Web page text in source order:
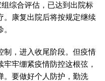
综合评估，已达到出院标
。康复出院后将按规定继续
，进入收尾阶段。但疫情
牢绷紧疫情防控这根弦，
。要做好个人防护，勤洗